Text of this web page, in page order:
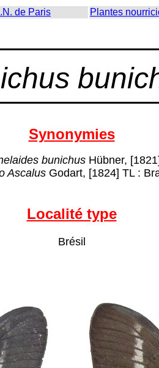
de Paris Plantes
Synonymies
bunichus Hübner, [1821]
Ascalus Godart, [1824] TL :
Localité type
Brésil